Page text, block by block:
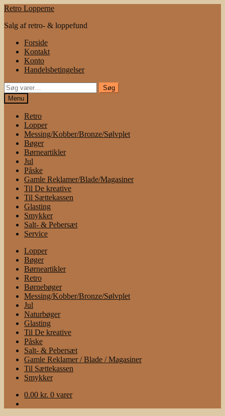
Spring
navigation
Spring
indhold
Retro Lopperne
Salg af retro- & loppefund
Forside
Kontakt
Konto
Handelsbetingelser
Søg
efter:
Søg
Menu
Retro
Lopper
Messing/Kobber/Bronze/Sølvplet
Bøger
Børneartikler
Jul
Påske
Gamle Reklamer/Blade/Magasiner
Til De kreative
Til Sættekassen
Glasting
Smykker
Salt- & Pebersæt
Service
Lopper
Bøger
Børneartikler
Retro
Børnebøger
Messing/Kobber/Bronze/Sølvplet
Jul
Naturbøger
Glasting
Til De kreative
Påske
Salt- & Pebersæt
Gamle Reklamer / Blade / Magasiner
Til Sættekassen
Smykker
0.00 kr. 0 varer